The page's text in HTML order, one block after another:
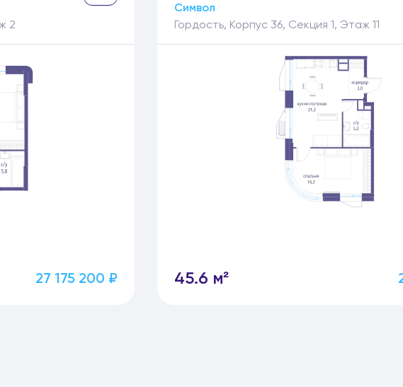
2
27 175 200 ₽
Символ
Гордость, Корпус 36, Секция 1, Этаж 11
45.6 м²